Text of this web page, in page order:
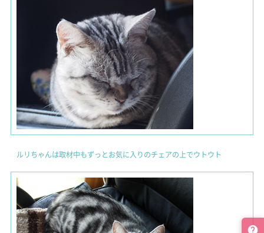
ルリちゃんは取材中もずっとお気に入りのチェアの上でウトウト